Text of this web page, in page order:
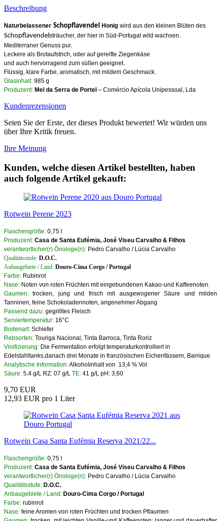
Beschreibung
Naturbelassener Schopflavendel Honig wird aus den kleinen Blüten des
Schopflavendel sträucher, der hier in Süd-Portugal wild wachsen.
Mediterraner Genuss pur.
Leckere als Brotaufstrich, oder auf gereifte Ziegenkäse
und auch hervorragend zum süßen geeignet.
Flüssig, klare Farbe, aromatisch, mit mildem Geschmack.
Glasinhalt: 985 g
Produzent: Mel da Serra de Portel – Comércio Apícola Unipessoal, Lda
Kundenrezensionen
Seien Sie der Erste, der dieses Produkt bewertet! Wir würden uns
über Ihre Kritik freuen.
Ihre Meinung
Kunden, welche diesen Artikel bestellten, haben
auch folgende Artikel gekauft:
Rotwein Perene 2023
Flaschengröße: 0,75 l
Produzent: Casa de Santa Eufémia, José Viseu Carvalho & Filhos
verantwortlicher(r) Önologe(n): Pedro Carvalho / Lúcia Carvalho
Qualitätsstufe: D.O.C.
Anbaugebiete / Land: Douro-Cima Corgo / Portugal
Farbe: Rubinrot
Nase: Noten von roten Früchten mit eingebundenen Kakao-und Kaffeenoten.
Gaumen: trocken, jung und frisch mit ausgewogener Säure und milden
Tanninen, feine Schokoladennoten, angenehmer Abgang
Passend dazu: gegrilltes Fleisch
Serviertemperatur: 16°C
Bodenart: Schiefer
Rebsorten: Touriga Nacional, Tinta Barroca, Tinta Roriz
Vinifizierung: Die Fermentation erfolgt temperaturkontrolliert in
Edelstahltanks,danach drei Monate in französischen Eichenfässern, Barrique
Analytische Information:Alkoholinhalt von 13,4 % Vol.
Säure: 5,4 g/L RZ: 07 g/L TE: 41 g/L pH: 3,60
9,70 EUR
12,93 EUR pro 1 Liter
Rotwein Casa Santa Eufémia Reserva 2021/22...
Flaschengröße: 0,75 l
Produzent: Casa de Santa Eufémia, José Viseu Carvalho & Filhos
verantwortlicher(r) Önologe(n): Pedro Carvalho / Lúcia Carvalho
Qualitätsstufe: D.O.C.
Anbaugebiete / Land: Douro-Cima Corgo / Portugal
Farbe: rubinrot
Nase: feine Aromen von roten Früchten und trocken Pflaumen